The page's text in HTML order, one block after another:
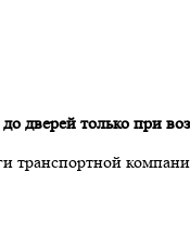
дверей только при